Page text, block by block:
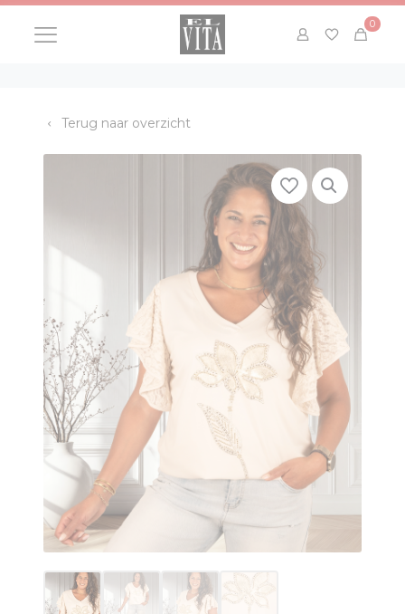
0
Terug naar overzicht